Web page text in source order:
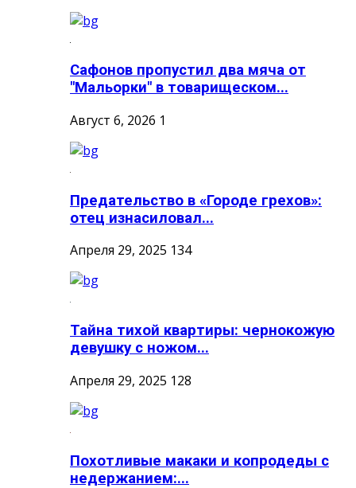
Сафонов пропустил два мяча от
"Мальорки" в товарищеском...
Август 6, 2026 1
Предательство в «Городе грехов»:
отец изнасиловал...
Апреля 29, 2025 134
Тайна тихой квартиры: чернокожую
девушку с ножом...
Апреля 29, 2025 128
Похотливые макаки и копродеды с
недержанием:...